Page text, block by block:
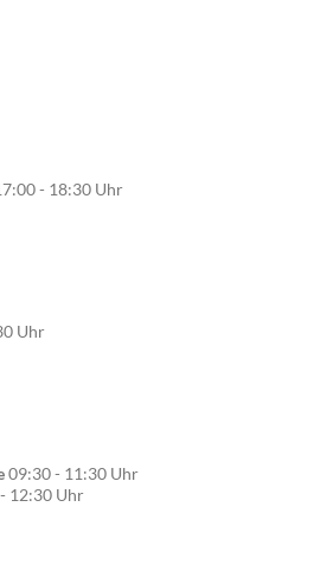
- 18:30 Uhr
Uhr
09:30 - 11:30 Uhr
12:30 Uhr